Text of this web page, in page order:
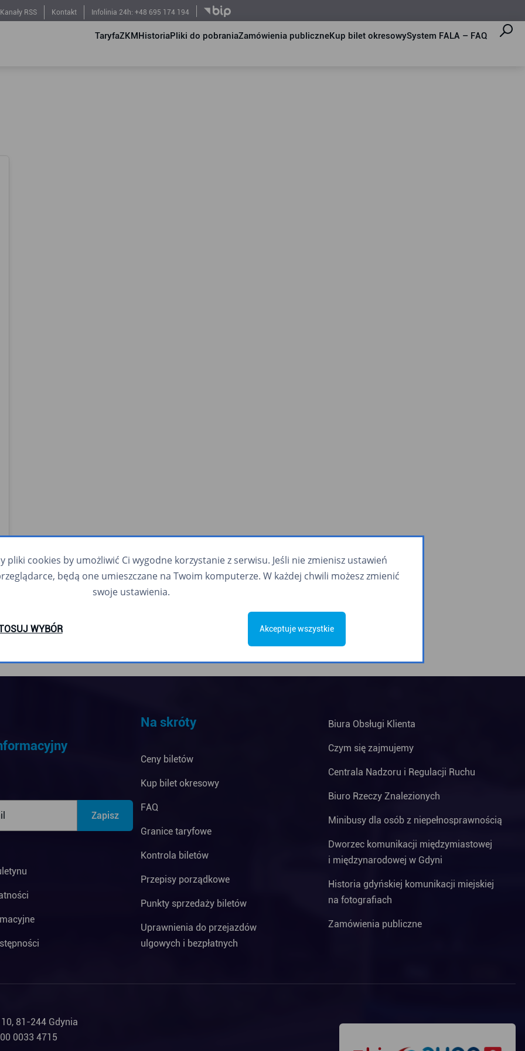
Kanały RSS Kontakt Infolinia 24h: +48 695 174 194
TaryfaZKMHistoriaPliki do pobraniaZamówienia publiczneKup bilet okresowySystem FALA – FAQ
Na skróty
Ceny biletów
Kup bilet okresowy
FAQ
Granice taryfowe
Kontrola biletów
Przepisy porządkowe
Punkty sprzedaży biletów
Uprawnienia do przejazdów
ulgowych i bezpłatnych
Biura Obsługi Klienta
Czym się zajmujemy
Centrala Nadzoru i Regulacji Ruchu
Biuro Rzeczy Znalezionych
Minibusy dla osób z niepełnosprawnością
Dworzec komunikacji międzymiastowej
i międzynarodowej w Gdyni
Historia gdyńskiej komunikacji miejskiej
na fotografiach
Zamówienia publiczne
81-244 Gdynia
0033 4715
cookies by umożliwić Ci wygodne korzystanie z serwisu. Jeśli nie zmienisz ustawień
będą one umieszczane na Twoim komputerze. W każdej chwili możesz zmienić
swoje ustawienia.
WYBÓR Akceptuje wszystkie